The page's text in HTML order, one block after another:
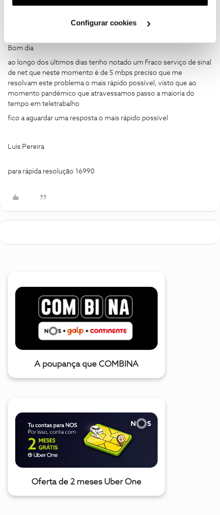
utilização dos cookies clicando em "Configurar
Configurar cookies
Bom dia
ao longo dos últimos dias tenho notado um Fraco serviço de sinal
de net que neste momento é de 5 mbps preciso que me
resolvam este problema o mais rápido possível, visto que ao
momento pandémico que atravessamos passo a maioria do
tempo em teletrabalho
fico a aguardar uma resposta o mais rápido possível
Luis Pereira
para rápida resolução 16990
A poupança que COMBINA
Oferta de 2 meses Uber One